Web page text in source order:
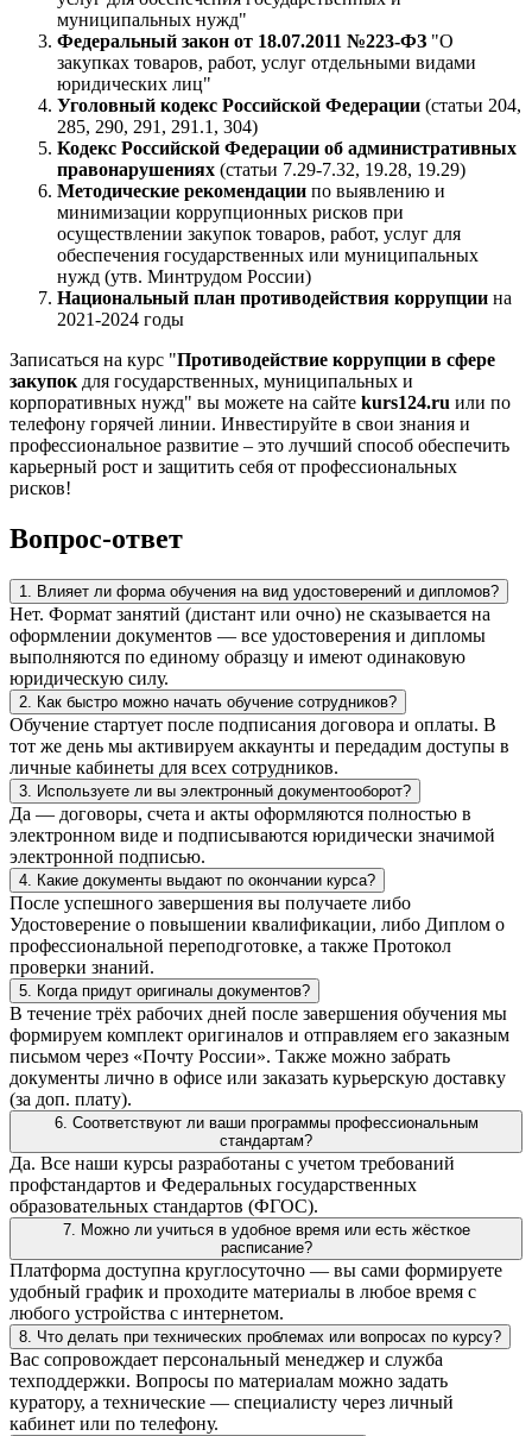
муниципальных нужд"
Федеральный закон от 18.07.2011 №223-ФЗ "О
закупках товаров, работ, услуг отдельными видами
юридических лиц"
Уголовный кодекс Российской Федерации (статьи 204,
285, 290, 291, 291.1, 304)
Кодекс Российской Федерации об административных
правонарушениях (статьи 7.29-7.32, 19.28, 19.29)
Методические рекомендации по выявлению и
минимизации коррупционных рисков при
осуществлении закупок товаров, работ, услуг для
обеспечения государственных или муниципальных
нужд (утв. Минтрудом России)
Национальный план противодействия коррупции на
2021-2024 годы
Записаться на курс "Противодействие коррупции в сфере
закупокдля государственных, муниципальных и
корпоративных нужд" вы можете на сайте kurs124.ru или по
телефону горячей линии. Инвестируйте в свои знания и
профессиональное развитие – это лучший способ обеспечить
карьерный рост и защитить себя от профессиональных
рисков!
Вопрос-ответ
1. Влияет ли форма обучения на вид удостоверений и дипломов?
Нет. Формат занятий (дистант или очно) не сказывается на
оформлении документов — все удостоверения и дипломы
выполняются по единому образцу и имеют одинаковую
юридическую силу.
2. Как быстро можно начать обучение сотрудников?
Обучение стартует после подписания договора и оплаты. В
тот же день мы активируем аккаунты и передадим доступы в
личные кабинеты для всех сотрудников.
3. Используете ли вы электронный документооборот?
Да — договоры, счета и акты оформляются полностью в
электронном виде и подписываются юридически значимой
электронной подписью.
4. Какие документы выдают по окончании курса?
После успешного завершения вы получаете либо
Удостоверение о повышении квалификации, либо Диплом о
профессиональной переподготовке, а также Протокол
проверки знаний.
5. Когда придут оригиналы документов?
В течение трёх рабочих дней после завершения обучения мы
формируем комплект оригиналов и отправляем его заказным
письмом через «Почту России». Также можно забрать
документы лично в офисе или заказать курьерскую доставку
(за доп. плату).
6. Соответствуют ли ваши программы профессиональным
стандартам?
Да. Все наши курсы разработаны с учетом требований
профстандартов и Федеральных государственных
образовательных стандартов (ФГОС).
7. Можно ли учиться в удобное время или есть жёсткое
расписание?
Платформа доступна круглосуточно — вы сами формируете
удобный график и проходите материалы в любое время с
любого устройства с интернетом.
8. Что делать при технических проблемах или вопросах по курсу?
Вас сопровождает персональный менеджер и служба
техподдержки. Вопросы по материалам можно задать
куратору, а технические — специалисту через личный
кабинет или по телефону.